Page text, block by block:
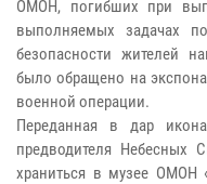
ОМОН, погибших при
выполняемых задачах
безопасности жителей
было обращено на
военной операции.
Переданная в дар
предводителя Небесных
храниться в музее ОМОН